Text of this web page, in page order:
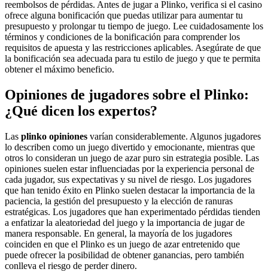
reembolsos de pérdidas. Antes de jugar a Plinko, verifica si el casino
ofrece alguna bonificación que puedas utilizar para aumentar tu
presupuesto y prolongar tu tiempo de juego. Lee cuidadosamente los
términos y condiciones de la bonificación para comprender los
requisitos de apuesta y las restricciones aplicables. Asegúrate de que
la bonificación sea adecuada para tu estilo de juego y que te permita
obtener el máximo beneficio.
Opiniones de jugadores sobre el Plinko:
¿Qué dicen los expertos?
Las plinko opiniones varían considerablemente. Algunos jugadores
lo describen como un juego divertido y emocionante, mientras que
otros lo consideran un juego de azar puro sin estrategia posible. Las
opiniones suelen estar influenciadas por la experiencia personal de
cada jugador, sus expectativas y su nivel de riesgo. Los jugadores
que han tenido éxito en Plinko suelen destacar la importancia de la
paciencia, la gestión del presupuesto y la elección de ranuras
estratégicas. Los jugadores que han experimentado pérdidas tienden
a enfatizar la aleatoriedad del juego y la importancia de jugar de
manera responsable. En general, la mayoría de los jugadores
coinciden en que el Plinko es un juego de azar entretenido que
puede ofrecer la posibilidad de obtener ganancias, pero también
conlleva el riesgo de perder dinero.